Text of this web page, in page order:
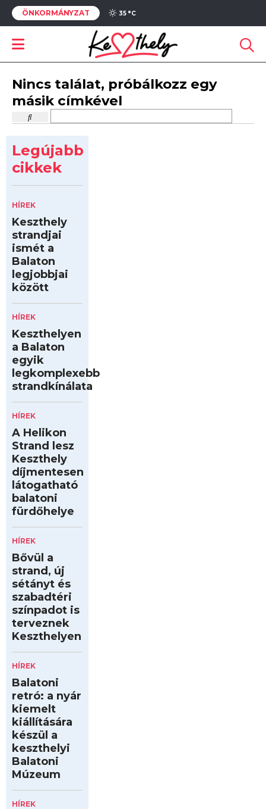
ÖNKORMÁNYZAT 35 °C
Nincs találat, próbálkozz egy
másik címkével
Legújabb
cikkek
HÍREK
Keszthely
strandjai
ismét a
Balaton
legjobbjai
között
HÍREK
Keszthelyen
a Balaton
egyik
legkomplexebb
strandkínálata
HÍREK
A Helikon
Strand lesz
Keszthely
díjmentesen
látogatható
balatoni
fürdőhelye
HÍREK
Bővül a
strand, új
sétányt és
szabadtéri
színpadot is
terveznek
Keszthelyen
HÍREK
Balatoni
retró: a nyár
kiemelt
kiállítására
készül a
keszthelyi
Balatoni
Múzeum
HÍREK